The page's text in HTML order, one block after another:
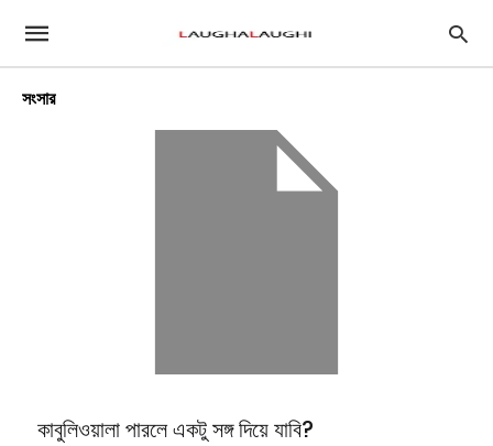
সংসার
কাবুলিওয়ালা পারলে একটু সঙ্গ দিয়ে যাবি?